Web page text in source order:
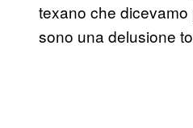
texano che
sono una delusione